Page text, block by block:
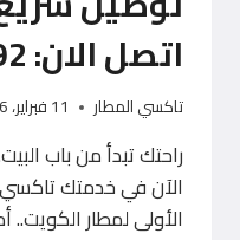
اتصل الان: 55226592
تاكسي المطار 11 فبراير، 2026
راحتك تبدأ من باب
الآن في خدمتك
الأولى لمطار الكويت..